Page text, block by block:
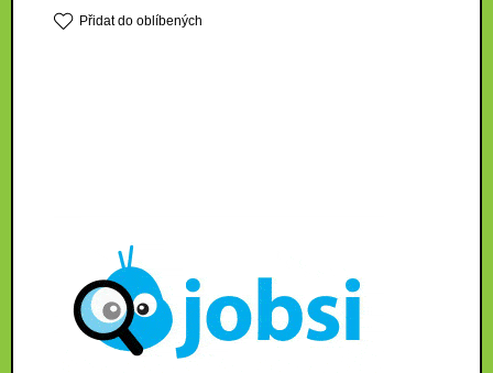
Přidat do oblíbených